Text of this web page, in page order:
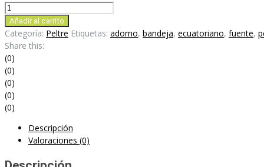
FUENTE
RECTANGULAR
PANALES
cantidad
Añadir al carrito
Categoría: Peltre Etiquetas: adorno, bandeja, ecuatoriano, fuente,
Share this:
(0)
(0)
(0)
(0)
(0)
Descripción
Valoraciones (0)